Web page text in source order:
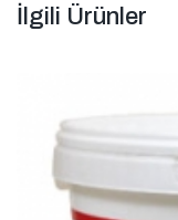
İlgili Ürünler